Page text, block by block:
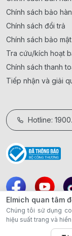
Chính sách bảo
Chính sách đổi trả
Chính sách bảo
Tra cứu/kích hoạt
Chính sách thanh
Tiếp nhận và giải
Hotline:
Elmich quan tâm
Chúng tôi sử dụng
hiệu suất trang và